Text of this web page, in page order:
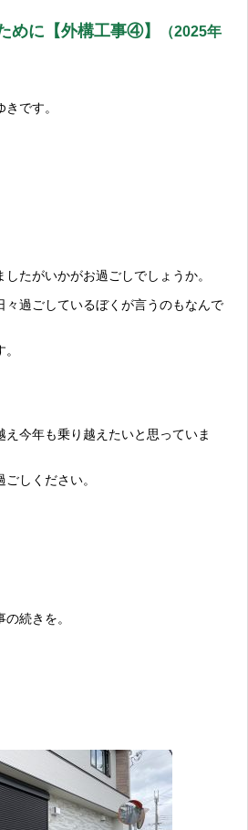
めに【外構工事④】
（2025年
です。
たがいかがお過ごしでしょうか。
々過ごしているぼくが言うのもなんで
今年も乗り越えたいと思っていま
しください。
続きを。